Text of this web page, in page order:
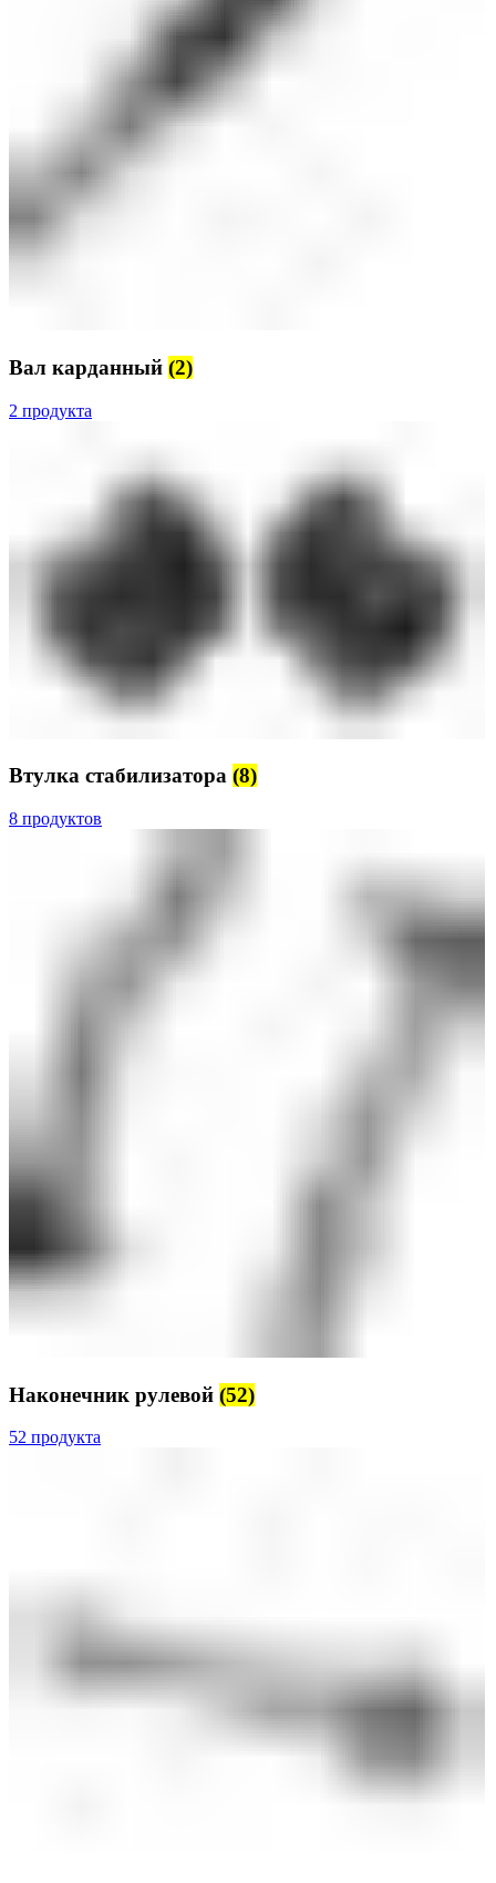
Вал карданный (2)
2 продукта
Втулка стабилизатора (8)
8 продуктов
Наконечник рулевой (52)
52 продукта